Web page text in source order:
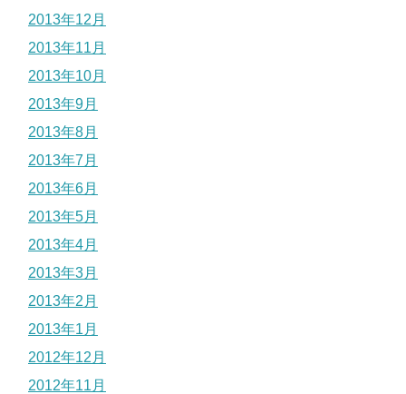
2013年12月
2013年11月
2013年10月
2013年9月
2013年8月
2013年7月
2013年6月
2013年5月
2013年4月
2013年3月
2013年2月
2013年1月
2012年12月
2012年11月